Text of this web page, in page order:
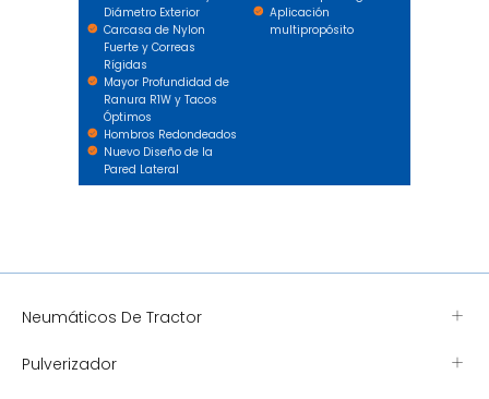
Diámetro Exterior
Carcasa de Nylon
Fuerte y Correas
Rígidas
Mayor Profundidad de
Ranura R1W y Tacos
Óptimos
Hombros Redondeados
Nuevo Diseño de la
Pared Lateral
Aplicación
multipropósito
Neumáticos De Tractor
Pulverizador